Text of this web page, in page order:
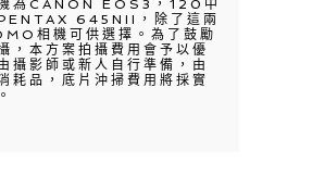
為CANON EOS3，120中
645NII，除了這兩
相機可供選擇。為了鼓勵
，本方案拍攝費用會予以優
攝影師或新人自行準備，由
耗品，底片沖掃費用將採實